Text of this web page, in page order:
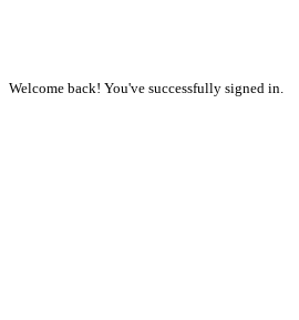
Welcome back! You've successfully signed in.